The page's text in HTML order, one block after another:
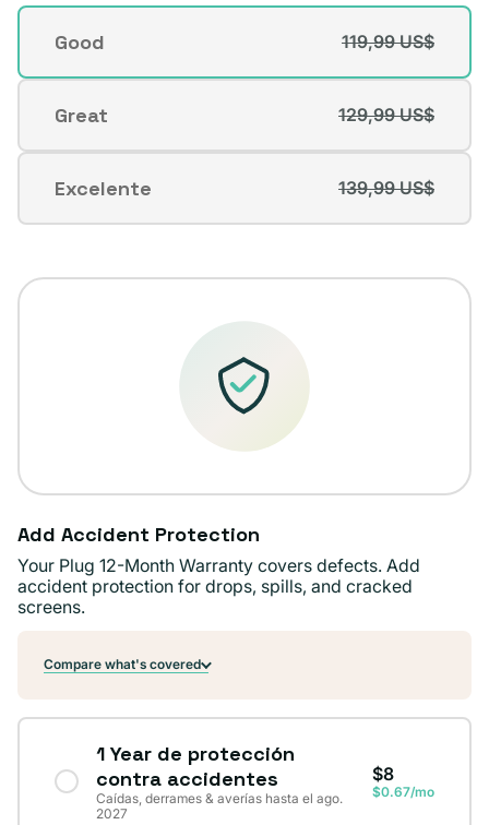
Condición
Good
Variante
agotada
o
no
disponible
119,99 US$
Great
Variante
agotada
o
no
disponible
129,99 US$
Excelente
Variante
agotada
no
139,99 US$
Add Accident Protection
Your Plug 12-Month Warranty covers defects. Add
accident protection for drops, spills, and cracked
screens.
Compare what's covered
1 Year de protección
contra accidentes
Caídas, derrames & averías hasta el ago.
2027
$8
$0.67/mo